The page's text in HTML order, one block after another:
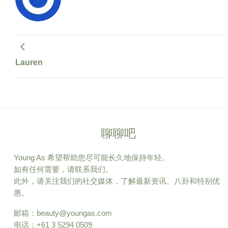
Lauren
聊聊吧
Young As 希望帮助您尽可能长久地保持年轻。
如有任何需要，请联系我们。
此外，请关注我们的社交媒体，了解最新资讯、八卦和特别优
惠。
邮箱： beauty@youngas.com
电话：+61 3 5294 0509